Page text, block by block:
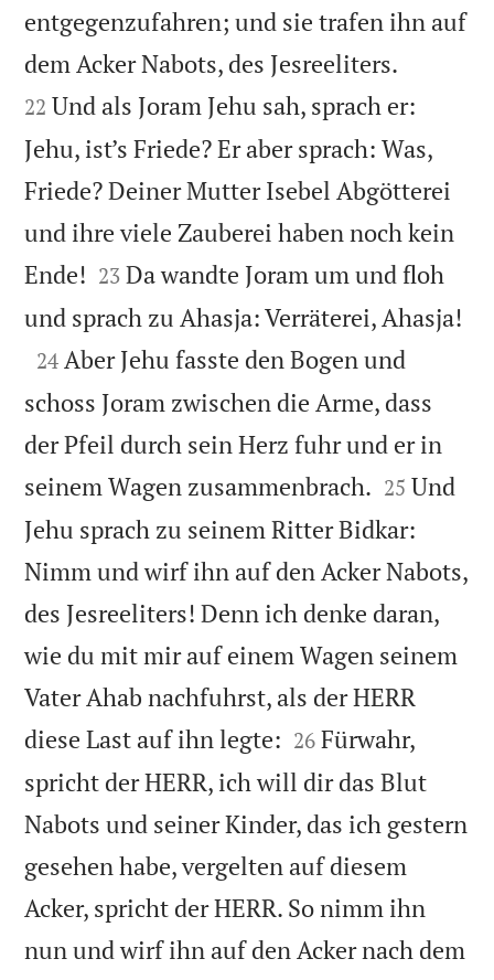
entgegenzufahren; und sie trafen ihn auf
dem Acker Nabots, des Jesreeliters.
22 Und als Joram Jehu sah, sprach er:
Jehu, ist’s Friede? Er aber sprach: Was,
Friede? Deiner Mutter Isebel Abgötterei
und ihre viele Zauberei haben noch kein
Ende! 

23 Da wandte Joram um und floh
und sprach zu Ahasja: Verräterei, Ahasja!

24 Aber Jehu fasste den Bogen und
schoss Joram zwischen die Arme, dass
der Pfeil durch sein Herz fuhr und er in
seinem Wagen zusammenbrach. 

25 Und
Jehu sprach zu seinem Ritter Bidkar:
Nimm und wirf ihn auf den Acker Nabots,
des Jesreeliters! Denn ich denke daran,
wie du mit mir auf einem Wagen seinem
Vater Ahab nachfuhrst, als der HERR
diese Last auf ihn legte: 

26 Fürwahr,
spricht der HERR, ich will dir das Blut
Nabots und seiner Kinder, das ich gestern
gesehen habe, vergelten auf diesem
Acker, spricht der HERR. So nimm ihn
nun und wirf ihn auf den Acker nach dem